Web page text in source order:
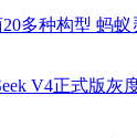
多种构型 蚂蚁